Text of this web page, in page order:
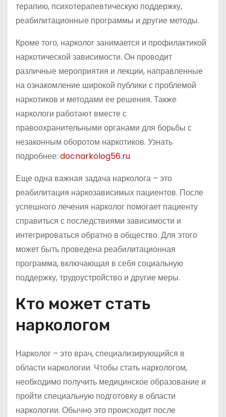
терапию, психотерапевтическую поддержку,
реабилитационные программы и другие методы.
Кроме того, нарколог занимается и профилактикой
наркотической зависимости. Он проводит
различные мероприятия и лекции, направленные
на ознакомление широкой публики с проблемой
наркотиков и методами ее решения. Также
наркологи работают вместе с
правоохранительными органами для борьбы с
незаконным оборотом наркотиков. Узнать
подробнее: docnarkolog56.ru
Еще одна важная задача нарколога – это
реабилитация наркозависимых пациентов. После
успешного лечения нарколог помогает пациенту
справиться с последствиями зависимости и
интегрироваться обратно в общество. Для этого
может быть проведена реабилитационная
программа, включающая в себя социальную
поддержку, трудоустройство и другие меры.
Кто может стать
наркологом
Нарколог – это врач, специализирующийся в
области наркологии. Чтобы стать наркологом,
необходимо получить медицинское образование и
пройти специальную подготовку в области
наркологии. Обычно это происходит после